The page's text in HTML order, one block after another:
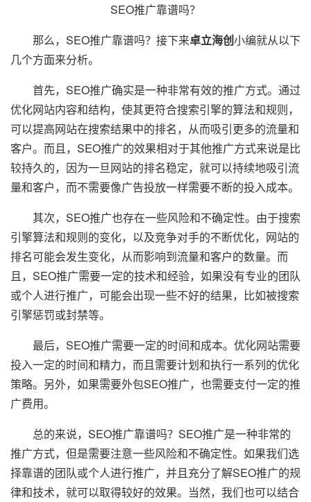
SEO推广靠谱吗？
那么，SEO推广靠谱吗？接下来卓立海创小编就从以下
几个方面来分析。
首先，SEO推广确实是一种非常有效的推广方式。通过
优化网站内容和结构，使其更符合搜索引擎的算法和规则，
可以提高网站在搜索结果中的排名，从而吸引更多的流量和
客户。而且，SEO推广的效果相对于其他推广方式来说是比
较持久的，因为一旦网站的排名稳定，就可以持续地吸引流
量和客户，而不需要像广告投放一样需要不断的投入成本。
其次，SEO推广也存在一些风险和不确定性。由于搜索
引擎算法和规则的变化，以及竞争对手的不断优化，网站的
排名可能会发生变化，从而影响到流量和客户的数量。而
且，SEO推广需要一定的技术和经验，如果没有专业的团队
或个人进行推广，可能会出现一些不好的结果，比如被搜索
引擎惩罚或封禁等。
最后，SEO推广需要一定的时间和成本。优化网站需要
投入一定的时间和精力，而且需要计划和执行一系列的优化
策略。另外，如果需要外包SEO推广，也需要支付一定的推
广费用。
总的来说，SEO推广靠谱吗？SEO推广是一种非常的
推广方式，但是需要注意一些风险和不确定性。如果我们选
择靠谱的团队或个人进行推广，并且充分了解SEO推广的规
律和技术，就可以取得较好的效果。当然，我们也可以结合